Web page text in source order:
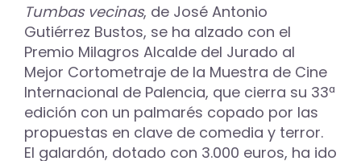
Tumbas vecinas, de José Antonio
Gutiérrez Bustos, se ha alzado con el
Premio Milagros Alcalde del Jurado al
Mejor Cortometraje de la Muestra de Cine
Internacional de Palencia, que cierra su 33ª
edición con un palmarés copado por las
propuestas en clave de comedia y terror.
El galardón, dotado con 3.000 euros, ha ido